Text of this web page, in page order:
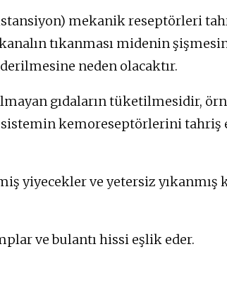
mekanik reseptörleri
tıkanması midenin
neden olacaktır.
gıdaların tüketilmesidir,
kemoreseptörlerini
yiyecekler ve yetersiz
ve bulantı hissi eşlik eder.